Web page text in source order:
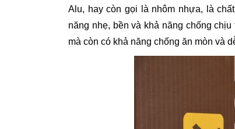
Alu, hay còn gọi là nhôm nhựa, là
năng nhẹ, bền và khả năng chống
mà còn có khả năng chống ăn mòn và